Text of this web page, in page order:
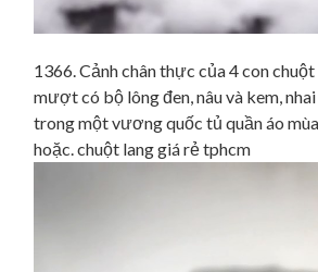
1366. Cảnh chân thực của 4 con
mượt có bộ lông đen, nâu và kem,
trong một vương quốc tủ quần áo
hoặc. chuột lang giá rẻ tphcm